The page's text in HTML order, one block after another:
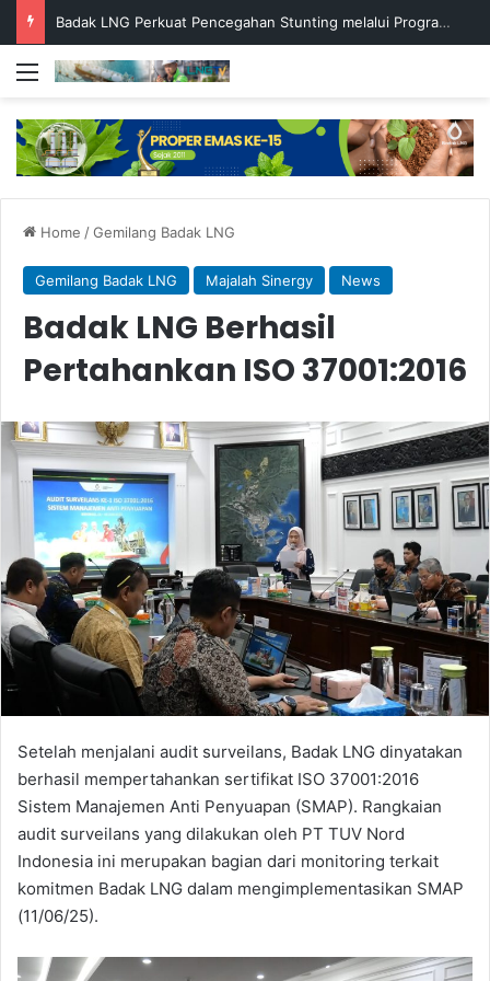
Badak LNG Perkuat Pencegahan Stunting melalui Program Akar Ranting
Menu
Home /Gemilang Badak LNG
Gemilang Badak LNG Majalah Sinergy News
Badak LNG Berhasil
Pertahankan ISO 37001:2016
Setelah menjalani audit surveilans, Badak LNG dinyatakan
berhasil mempertahankan sertifikat ISO 37001:2016
Sistem Manajemen Anti Penyuapan (SMAP). Rangkaian
audit surveilans yang dilakukan oleh PT TUV Nord
Indonesia ini merupakan bagian dari monitoring terkait
komitmen Badak LNG dalam mengimplementasikan SMAP
(11/06/25).